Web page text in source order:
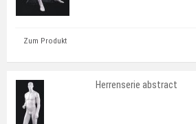
Zum Produkt
Herrenserie abstract